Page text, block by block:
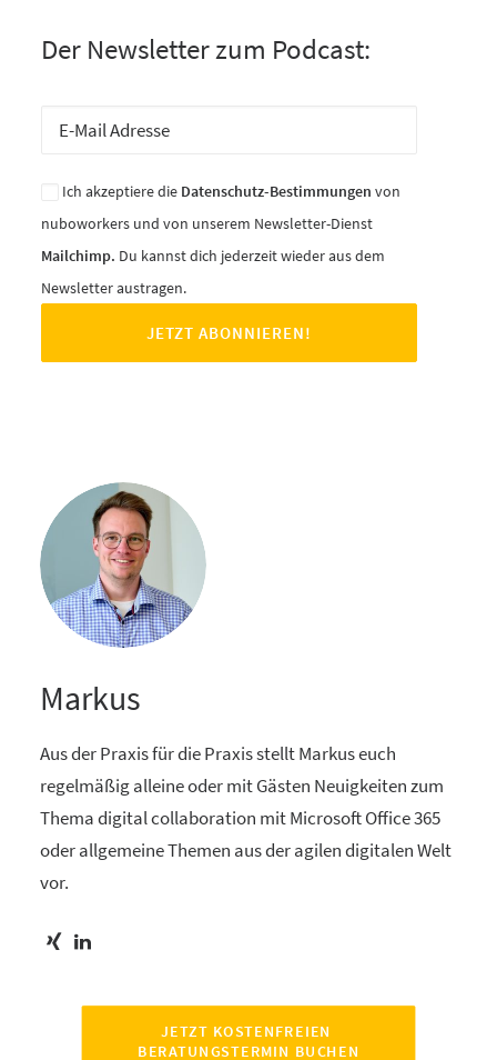
Der Newsletter zum Podcast:
Ich akzeptiere die Datenschutz-Bestimmungen von
nuboworkers und von unserem Newsletter-Dienst
Mailchimp. Du kannst dich jederzeit wieder aus dem
Newsletter austragen.
Markus
Aus der Praxis für die Praxis stellt Markus euch
regelmäßig alleine oder mit Gästen Neuigkeiten zum
Thema digital collaboration mit Microsoft Office 365
oder allgemeine Themen aus der agilen digitalen Welt
vor.
JETZT KOSTENFREIEN
BERATUNGSTERMIN BUCHEN